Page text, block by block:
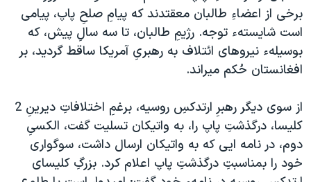
دادگاه حمید نوری
چهل سال گروگان‌گیری
قانون شفافیت دارائی کادر رهبری ایران
اسرائیل در جنگ
نرگس محمدی برنده جایزه نوبل صلح
همایش محافظه‌کاران آمریکا «سی‌پک»
برخی از اعضاءِ طالبان معقتدند که پيامِ صلحِ پاپ، پيامی
است شايستهء توجه. رژيمِ طالبان، تا سه سالِ پيش، که
بوسيلهء نيروهای ائتلاف به رهبریِ آمريکا ساقط گرديد، بر
افغانستان حُکم ميراند.
از سوی ديگر رهبرِ ارتدکسِ روسيه، برغمِ اختلافاتِ ديرينِ 2
کليسا، درگذشتِ پاپ را، به واتيکان تسليت گفت، الکسیِ
دوم، در نامه ايی که به واتيکان ارسال داشت، سوگواری
خود را بمناسبتِ درگذشتِ پاپ اعلام کرد. بزرگِ کليسای